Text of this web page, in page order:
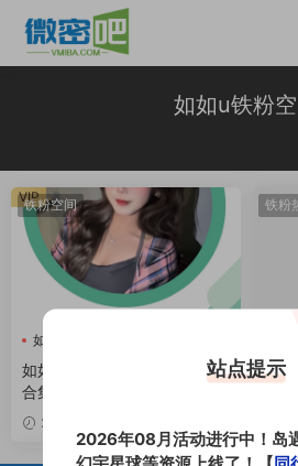
如如u铁粉
铁粉空间
如如u
如如u铁粉空间圈子专属视图
合集
2026-03-30
VIP 铁粉
如如
站点提示
2026年08月活动进行中！岛